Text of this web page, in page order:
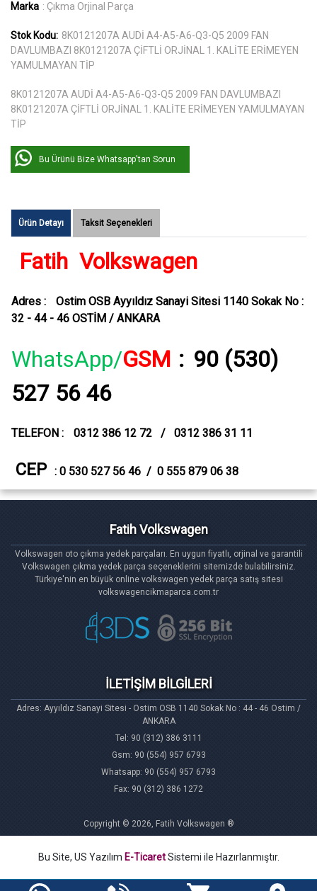
Marka : Çıkma Orjinal Parça
Stok Kodu: 8K0121207A AUDİ A4-A5-A6-Q3-Q5 2009 FAN
DAVLUMBAZI 8K0121207A ÇİFTLİ ORJİNAL 1. KALİTE ERİMEYEN
YAMULMAYAN TİP
8K0121207A AUDİ A4-A5-A6-Q3-Q5 2009 FAN DAVLUMBAZI
8K0121207A ÇİFTLİ ORJİNAL 1. KALİTE ERİMEYEN YAMULMAYAN
TİP
Bu Ürünü Bize Whatsapp'tan Sorun
Ürün Detayı Taksit Seçenekleri
Fatih Volkswagen
Adres :
Ostim OSB Ayyıldız Sanayi Sitesi 1140 Sokak No :
32 - 44 - 46 OSTİM / ANKARA
WhatsApp/GSM : 90 (530)
527 56 46
TELEFON : 0312 386 12 72 / 0312 386 31 11
CEP : 0 530 527 56 46 / 0 555 879 06 38
Fatih Volkswagen
Volkswagen oto çıkma yedek parçaları. En uygun fiyatlı, orjinal ve garantili
Volkswagen çıkma yedek parça seçeneklerini sitemizde bulabilirsiniz.
Türkiye'nin en büyük online volkswagen yedek parça satış sitesi
volkswagencikmaparca.com.tr
İLETİŞİM BİLGİLERİ
Adres: Ayyıldız Sanayi Sitesi - Ostim OSB 1140 Sokak No : 44 - 46 Ostim /
ANKARA
Tel: 90 (312) 386 3111
Gsm: 90 (554) 957 6793
Whatsapp: 90 (554) 957 6793
Fax: 90 (312) 386 1272
Copyright © 2026, Fatih Volkswagen ®
Bu Site, US Yazılım E-TicaretSistemi ile Hazırlanmıştır.